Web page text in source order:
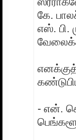
கே.
எஸ். பி.
- என்.